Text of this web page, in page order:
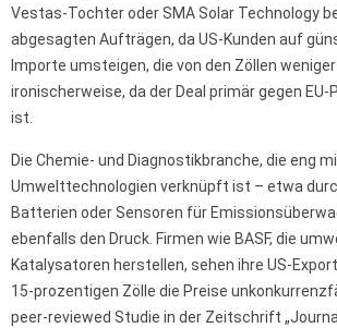
Vestas-Tochter oder SMA Solar Technology
abgesagten Aufträgen, da US-Kunden auf
Importe umsteigen, die von den Zöllen
ironischerweise, da der Deal primär gegen
ist.
Die Chemie- und Diagnostikbranche, die eng
Umwelttechnologien verknüpft ist – etwa
Batterien oder Sensoren für
ebenfalls den Druck. Firmen wie BASF, die
Katalysatoren herstellen, sehen ihre US-
15-prozentigen Zölle die Preise
peer-reviewed Studie in der Zeitschrift